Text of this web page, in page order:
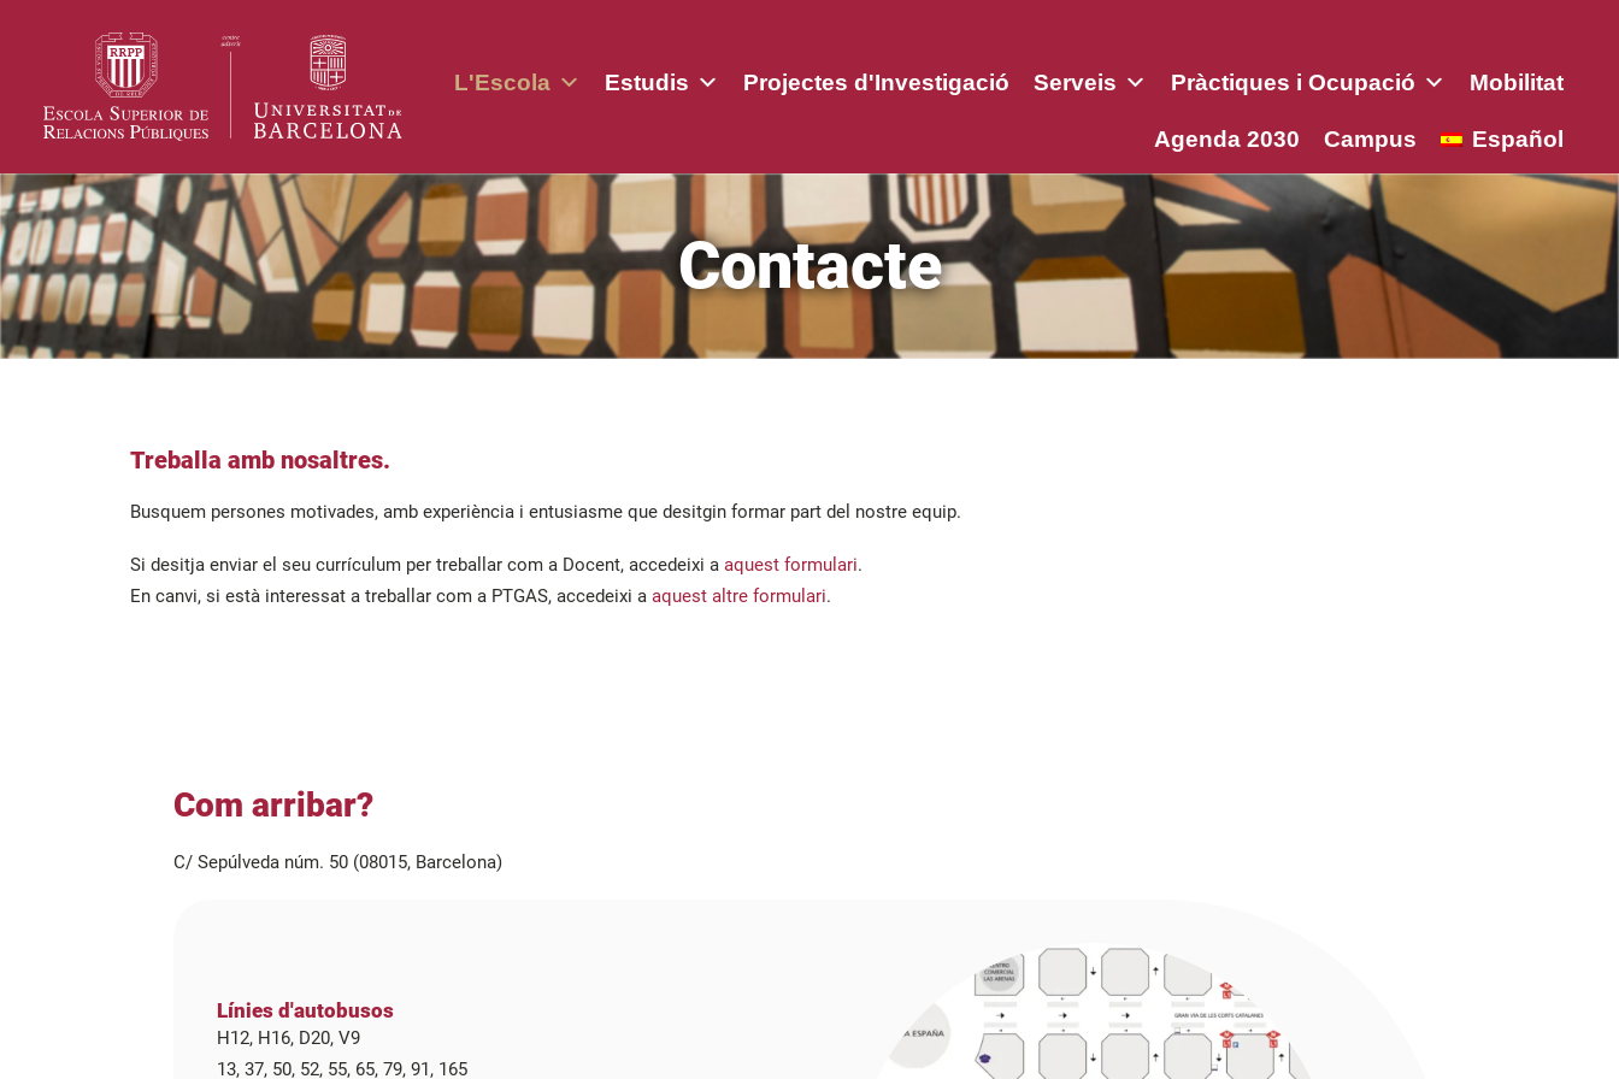
L'Escola Estudis Projectes d'Investigació Serveis Pràctiques i Ocupació Mobilitat
Agenda 2030 Campus Español
Contacte
Treballa amb nosaltres.
Busquem persones motivades, amb experiència i entusiasme que desitgin formar part del nostre equip.
Si desitja enviar el seu currículum per treballar com a Docent, accedeixi a aquest formulari.
En canvi, si està interessat a treballar com a PTGAS, accedeixi a aquest altre formulari.
Com arribar?
C/ Sepúlveda núm. 50 (08015, Barcelona)
Línies d'autobusos
H12, H16, D20, V9
13, 37, 50, 52, 55, 65, 79, 91, 165